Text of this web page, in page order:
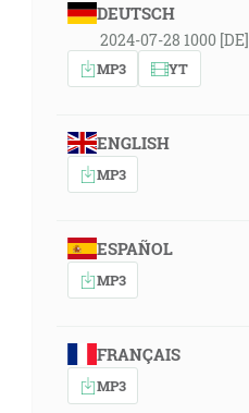
DEUTSCH
2024-07-28 1000 [DE]
MP3 YT
ENGLISH
MP3
ESPAÑOL
MP3
FRANÇAIS
MP3